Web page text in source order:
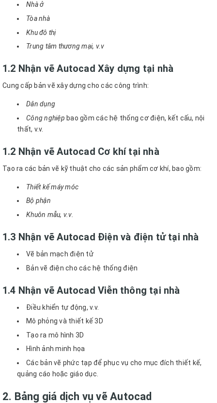
Nhà ở
Tòa nhà
Khu đô thị
Trung tâm thương mại, v.v
1.2 Nhận vẽ Autocad Xây dựng tại nhà
Cung cấp bản vẽ xây dựng cho các công trình:
Dân dụng
Công nghiệp bao gồm các hệ thống cơ điện, kết cấu, nội
thất, v.v.
1.2 Nhận vẽ Autocad Cơ khí tại nhà
Tạo ra các bản vẽ kỹ thuật cho các sản phẩm cơ khí, bao gồm:
Thiết kế máy móc
Bộ phận
Khuôn mẫu, v.v.
1.3 Nhận vẽ Autocad Điện và điện tử tại nhà
Vẽ bản mạch điện tử
Bản vẽ điện cho các hệ thống điện
1.4 Nhận vẽ Autocad Viễn thông tại nhà
Điều khiển tự động, v.v.
Mô phỏng và thiết kế 3D
Tạo ra mô hình 3D
Hình ảnh minh họa
Các bản vẽ phức tạp để phục vụ cho mục đích thiết kế,
quảng cáo hoặc giáo dục.
2. Bảng giá dịch vụ vẽ Autocad